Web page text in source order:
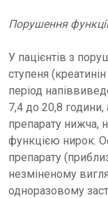
Порушення
У пацієнтів з
ступеня
період
7,4 до 20,8
препарату нижча,
функцією нирок.
препарату
незміненому
одноразовому